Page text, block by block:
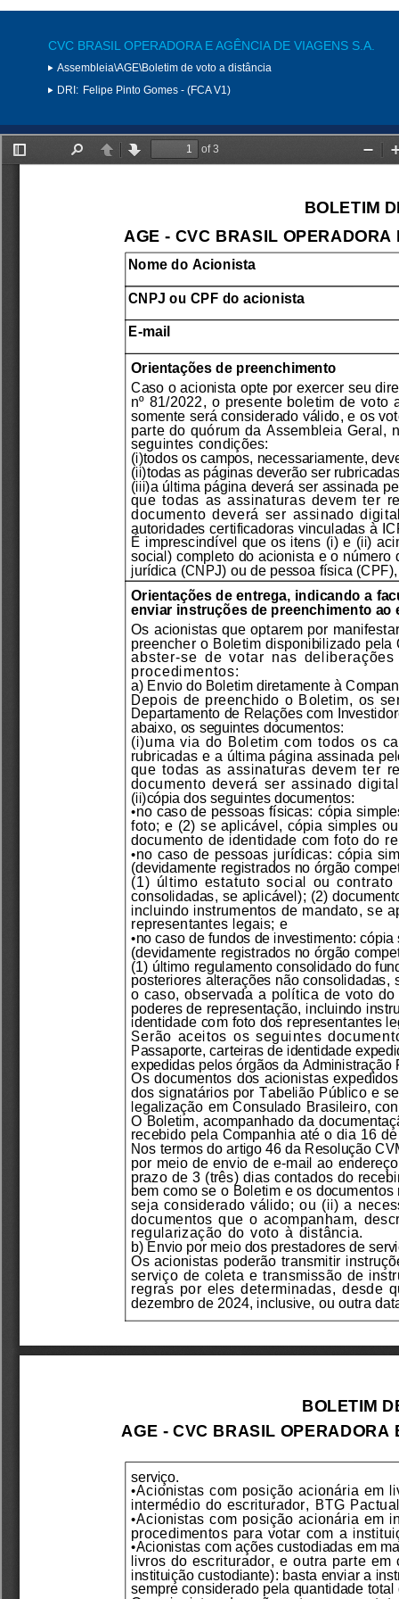
CVC BRASIL OPERADORA E AGÊNCIA DE VIAGENS S.A.
Assembleia\AGE\Boletim de voto a distância
DRI: Felipe Pinto Gomes - (FCA V1)